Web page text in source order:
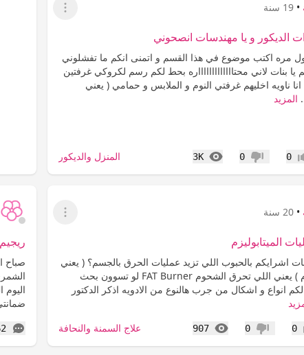
• 19 سنة
عرض القائمة
الديكور و يا مهندسات انصحوني
مره اكتب موضوع في هذا القسم و اتمنى انكم ما تفشلوني
يا بنات لاني محتاااااااااااااره بحط لكم رسم لكروكي غرفتين
ناويه اخليهم غرفتي النوم و الملابس و حمامي ( يعني
المزيد
0 عدم إعجاب
0
3K
المشاهدات المنزل والديكور
• 20 سنة
عرض القائمة
الميتابوليزم
اشرايكم بالحبوب اللي تزيد عمليات الحرق بالجسم؟ ( يعني
تزيد الميتابوليزم ) يعني اللي تحرق الشحوم FAT Burner لو تسوون بحث
انواع و اشكال من جرب هالنوع من الادويه اذكر الدكتور
0 عدم إعجاب
0
907
المشاهدات علاج السمنة والنحافة
ريجيم 750 سعرة حراريه سهل و خفيف